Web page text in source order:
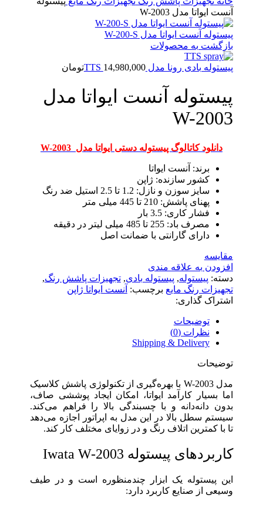
آنست ایواتا مدل W-2003
پیستوله آنست ایواتا مدل W-200-S
بازگشت به محصولات
پیستوله بادی رونا مدل TTS14,980,000 تومان
پیستوله آنست ایواتا مدل
W-2003
دانلود کاتالوگ پیستوله دستی ایواتا مدل W-2003
برند: آنست ایواتا
کشور سازنده: ژاپن
سایز سوزن و نازل: 1.2 تا 2.5 استیل ضد رنگ
پهنای پاشش: 210 تا 445 میلی متر
فشار کاری: 3.5 بار
مصرف باد: 255 تا 485 میلی لیتر در دقیقه
دارای گارانتی با ضمانت اصل
مقایسه
افزودن به علاقه مندی
دسته: پیستوله, پیستوله بادی, تجهیزات پاشش رنگ,
تجهیزات رنگ مایع برچسب: آنست ایواتا ژاپن
اشتراک گذاری:
توضیحات
نظرات (0)
Shipping & Delivery
توضیحات
مدل W-2003 با بهره‌گیری از تکنولوژی پاشش کلاسیک
اما بسیار کارآمد ایواتا، امکان ایجاد پوششی صاف،
بدون دانه‌دانه و با چسبندگی بالا را فراهم می‌کند.
سیستم سطل بالا در این مدل به اپراتور اجازه می‌دهد
تا با کمترین اتلاف رنگ و در زوایای مختلف کار کند.
کاربردهای پیستوله Iwata W-2003
این پیستوله یک ابزار چندمنظوره است و در طیف
وسیعی از صنایع کاربرد دارد: